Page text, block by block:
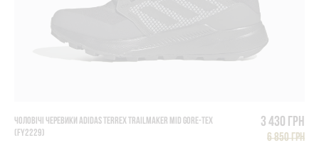
ЧОЛОВІЧІ ЧЕРЕВИКИ ADIDAS TERREX TRAILMAKER MID GORE-TEX
(FY2229)
3 430 грн
6 850 грн